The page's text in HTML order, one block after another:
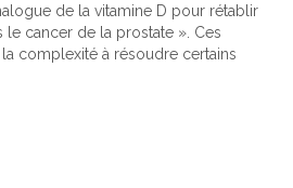
de la vitamine D pour rétablir
le cancer de la prostate ». Ces
complexité à résoudre certains